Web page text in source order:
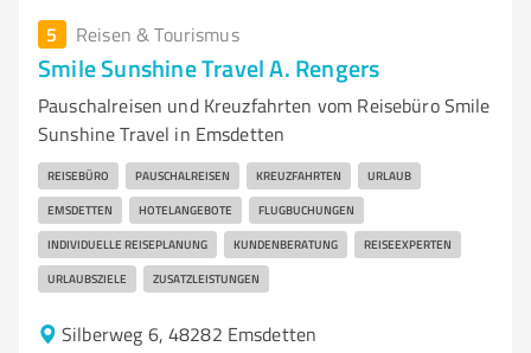
5 Reisen & Tourismus
Smile Sunshine Travel A. Rengers
Pauschalreisen und Kreuzfahrten vom Reisebüro Smile
Sunshine Travel in Emsdetten
REISEBÜRO PAUSCHALREISEN KREUZFAHRTEN URLAUB
EMSDETTEN HOTELANGEBOTE FLUGBUCHUNGEN
INDIVIDUELLE REISEPLANUNG KUNDENBERATUNG REISEEXPERTEN
URLAUBSZIELE ZUSATZLEISTUNGEN
Silberweg 6, 48282 Emsdetten